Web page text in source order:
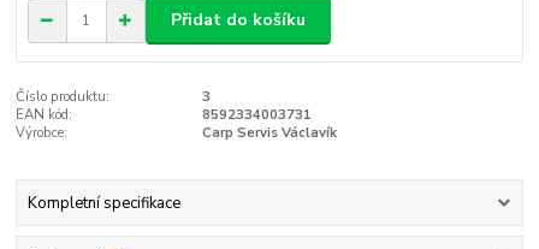
Přidat do košíku
Číslo produktu:
3
EAN kód:
8592334003731
Výrobce:
Carp Servis Václavík
Kompletní specifikace